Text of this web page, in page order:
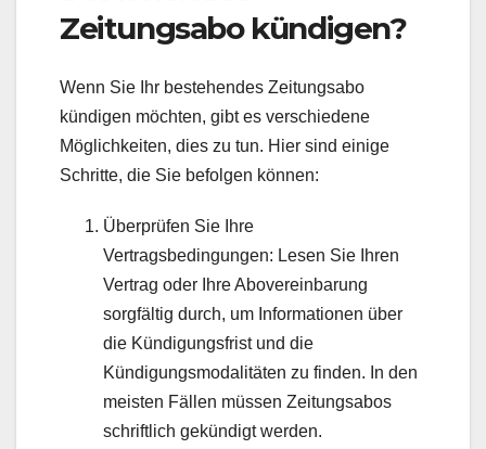
Zeitungsabo kündigen?
Wenn Sie Ihr bestehendes Zeitungsabo
kündigen möchten, gibt es verschiedene
Möglichkeiten, dies zu tun. Hier sind einige
Schritte, die Sie befolgen können:
Überprüfen Sie Ihre
Vertragsbedingungen: Lesen Sie Ihren
Vertrag oder Ihre Abovereinbarung
sorgfältig durch, um Informationen über
die Kündigungsfrist und die
Kündigungsmodalitäten zu finden. In den
meisten Fällen müssen Zeitungsabos
schriftlich gekündigt werden.